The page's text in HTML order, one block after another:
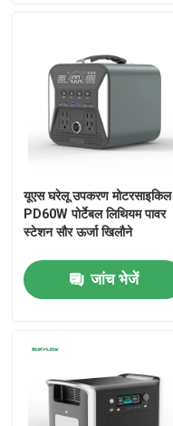
घर
उत्पादों
वीडियो
हमारे बारे में
यूएस घरेलू उपकरण मोटरसाइकिल
PD60W पोर्टेबल लिथियम पावर
स्टेशन सौर ऊर्जा खिलौने
जांच भेजें